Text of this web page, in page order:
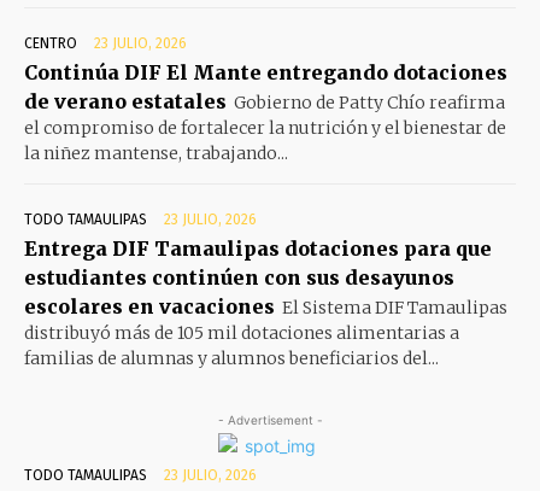
CENTRO 23 JULIO, 2026
Continúa DIF El Mante entregando dotaciones
de verano estatales Gobierno de Patty Chío reafirma
el compromiso de fortalecer la nutrición y el bienestar de
la niñez mantense, trabajando...
TODO TAMAULIPAS 23 JULIO, 2026
Entrega DIF Tamaulipas dotaciones para que
estudiantes continúen con sus desayunos
escolares en vacaciones El Sistema DIF Tamaulipas
distribuyó más de 105 mil dotaciones alimentarias a
familias de alumnas y alumnos beneficiarios del...
- Advertisement -
TODO TAMAULIPAS 23 JULIO, 2026